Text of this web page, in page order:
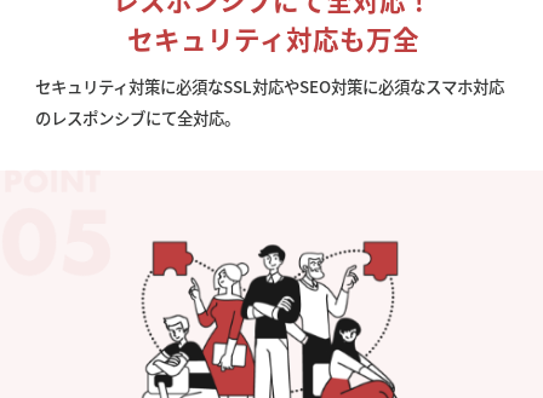
セキュリティ対応も万全
セキュリティ対策に必須なSSL対応やSEO対策に必須なスマホ対応
のレスポンシブにて全対応。